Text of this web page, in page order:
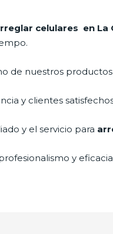
celulares en La
de nuestros productos
y clientes
y el servicio para
y